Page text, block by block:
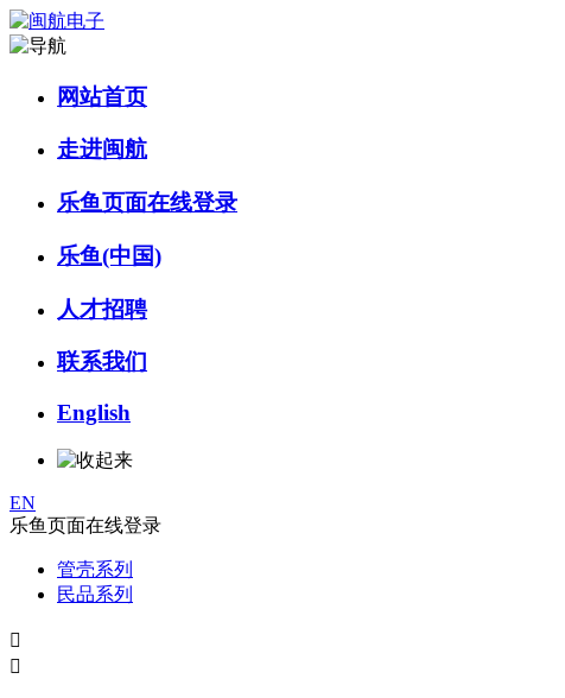
网站首页
走进闽航
乐鱼页面在线登录
乐鱼(中国)
人才招聘
联系我们
English
EN
乐鱼页面在线登录
管壳系列
民品系列

